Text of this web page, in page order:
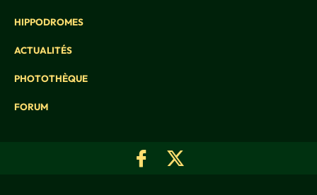
HIPPODROMES
ACTUALITÉS
PHOTOTHÈQUE
FORUM